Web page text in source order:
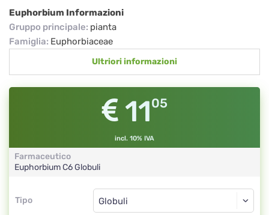
Euphorbium Informazioni
Gruppo principale: pianta
Famiglia: Euphorbiaceae
Ultriori informazioni
1105
incl. 10% IVA
Farmaceutico
EuphorbiumC6Globuli
Tipo
Tipo